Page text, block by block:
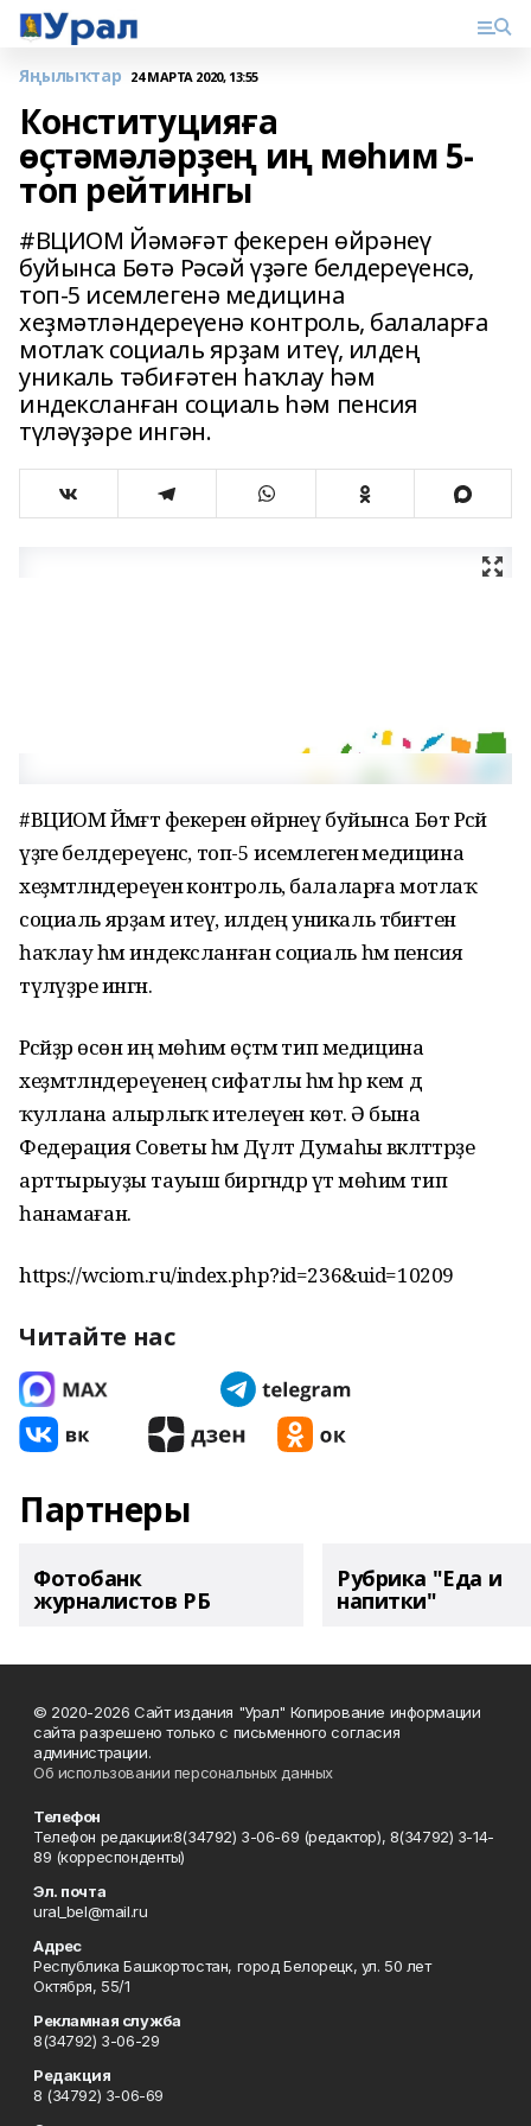
Яңылыҡтар 24 МАРТА 2020, 13:55
Конституцияға
өҫтәмәләрҙең иң мөһим 5-
топ рейтингы
#ВЦИОМ Йәмәғәт фекерен өйрәнеү
буйынса Бөтә Рәсәй үҙәге белдереүенсә,
топ-5 исемлегенә медицина
хеҙмәтләндереүенә контроль, балаларға
мотлаҡ социаль ярҙам итеү, илдең
уникаль тәбиғәтен һаҡлау һәм
индексланған социаль һәм пенсия
түләүҙәре ингән.
#ВЦИОМ Йәмәғәт фекерен өйрәнеү буйынса Бөтә Рәсәй
үҙәге белдереүенсә, топ-5 исемлегенә медицина
хеҙмәтләндереүенә контроль, балаларға мотлаҡ
социаль ярҙам итеү, илдең уникаль тәбиғәтен
һаҡлау һәм индексланған социаль һәм пенсия
түләүҙәре ингән.
Рәсәйҙәр өсөн иң мөһим өҫтәмә тип медицина
хеҙмәтләндереүенең сифатлы һәм һәр кем дә
ҡуллана алырлыҡ ителеүен көтә. Ә бына
Федерация Советы һәм Дәүләт Думаһы вәкәләттәрҙе
арттырыуҙы тауыш биргәндәр үтә мөһим тип
һанамаған.
https://wciom.ru/index.php?id=236&uid=10209
Читайте нас
Партнеры
Фотобанк
журналистов РБ
Рубрика "Еда и
напитки"
© 2020-2026 Сайт издания "Урал" Копирование информации
сайта разрешено только с письменного согласия
администрации.
Об использовании персональных данных
Телефон
Телефон редакции:8(34792) 3-06-69 (редактор), 8(34792) 3-14-
89 (корреспонденты)
Эл. почта
ural_bel@mail.ru
Адрес
Республика Башкортостан, город Белорецк, ул. 50 лет
Октября, 55/1
Рекламная служба
8(34792) 3-06-29
Редакция
8 (34792) 3-06-69